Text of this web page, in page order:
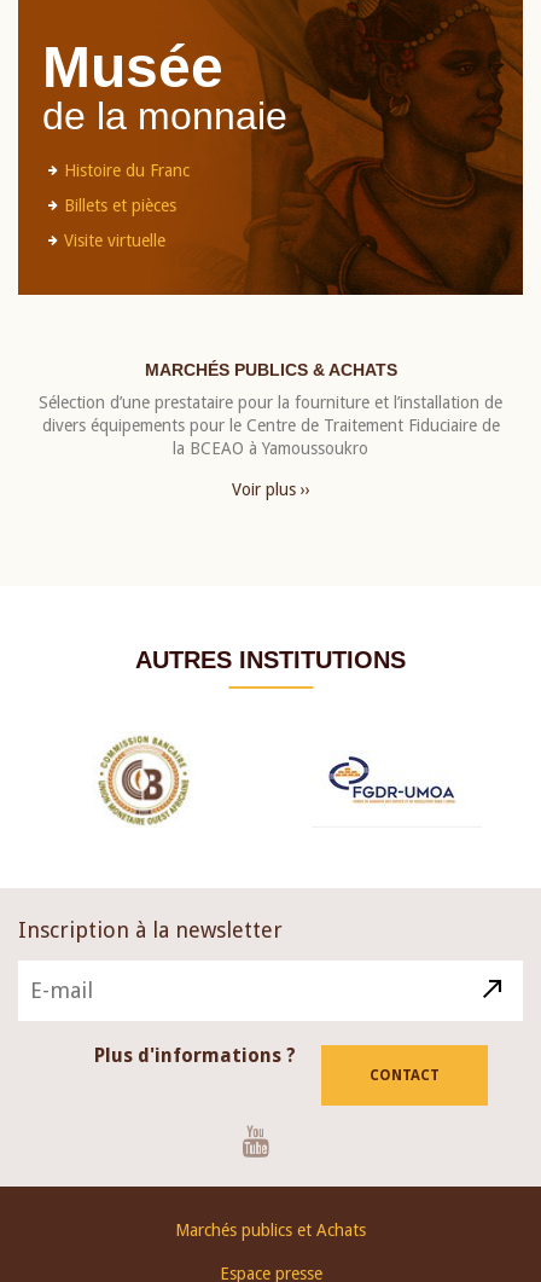
Musée
de la monnaie
Histoire du Franc
Billets et pièces
Visite virtuelle
MARCHÉS PUBLICS & ACHATS
Sélection d’une prestataire pour la fourniture et l’installation de
divers équipements pour le Centre de Traitement Fiduciaire de
la BCEAO à Yamoussoukro
Voir plus ››
AUTRES INSTITUTIONS
Inscription à la newsletter
Plus d'informations ?
CONTACT
Marchés publics et Achats
Espace presse